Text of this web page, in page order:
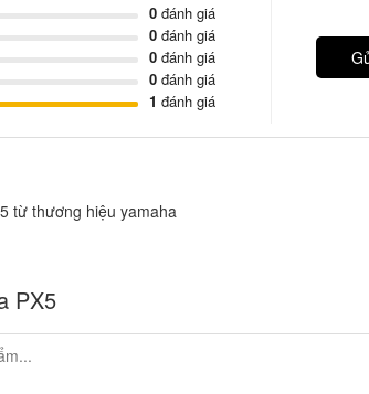
0đánh giá
0đánh giá
0đánh giá
0đánh giá
1 đánh giá
từ thương hiệu yamaha
PX5